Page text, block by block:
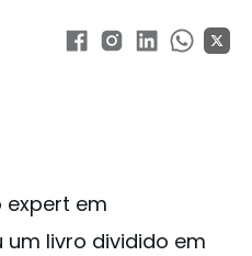
expert em
livro dividido em